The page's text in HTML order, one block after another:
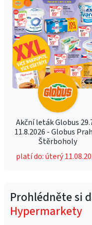
Akční leták Globus
11.8.2026 - Globus
Štěrboholy
platí do: úterý
Prohlédněte si
Hypermarkety